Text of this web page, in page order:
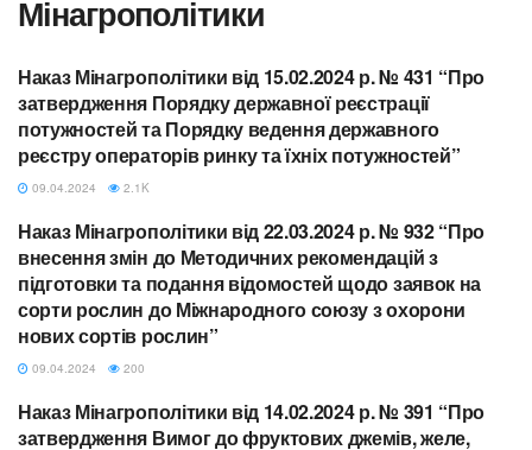
Мінагрополітики
МІНАГРОПОЛІТИКИ
Наказ Мінагрополітики від 15.02.2024 р. № 431 “Про
затвердження Порядку державної реєстрації
потужностей та Порядку ведення державного
реєстру операторів ринку та їхніх потужностей”
09.04.2024 2.1K
МІНАГРОПОЛІТИКИ
Наказ Мінагрополітики від 22.03.2024 р. № 932 “Про
внесення змін до Методичних рекомендацій з
підготовки та подання відомостей щодо заявок на
сорти рослин до Міжнародного союзу з охорони
нових сортів рослин”
09.04.2024 200
МІНАГРОПОЛІТИКИ
Наказ Мінагрополітики від 14.02.2024 р. № 391 “Про
затвердження Вимог до фруктових джемів, желе,